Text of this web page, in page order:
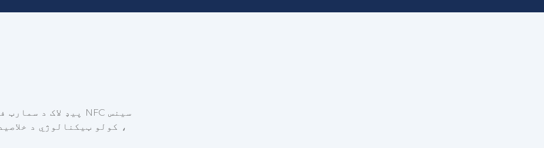
کولو ټیکنالوژي د خلاصیدو سیګنالونه لیږدوي او د خلاصولو ځواک چمتو کوي ،